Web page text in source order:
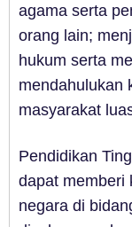
agama serta
orang lain;
hukum serta
mendahulukan
masyarakat
Pendidikan
dapat memberi
negara di